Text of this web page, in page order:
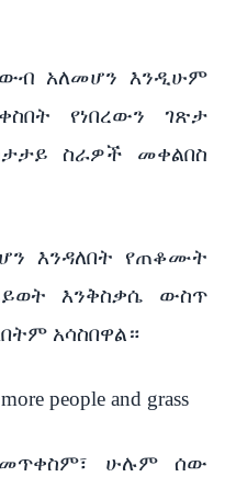
አለመሆን እንዲሁም
የነበረውን ገጽታ
ስራዎች መቀልበስ
እንዳለበት የጠቆሙት
እንቅስቃሴ ውስጥ
አሳስበዋል።
ሁሉም ሰው